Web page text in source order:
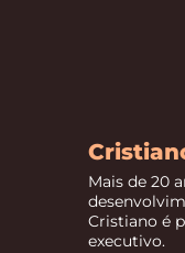
Mais de 20
Cristiano é
executivo.